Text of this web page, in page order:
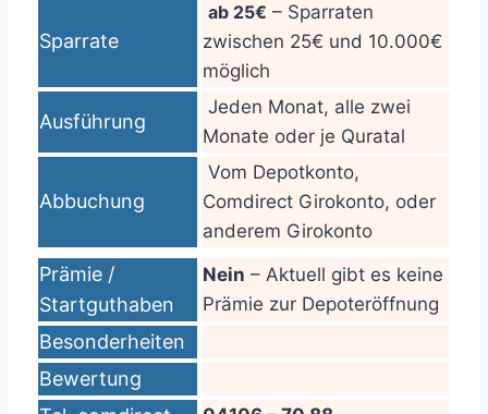
Sparrate
ab 25€ – Sparraten
zwischen 25€ und 10.000€
möglich
Ausführung
Jeden Monat, alle zwei
Monate oder je Quratal
Abbuchung
Vom Depotkonto,
Comdirect Girokonto, oder
anderem Girokonto
Prämie /
Startguthaben
Nein – Aktuell gibt es keine
Prämie zur Depoteröffnung
Besonderheiten
Bewertung